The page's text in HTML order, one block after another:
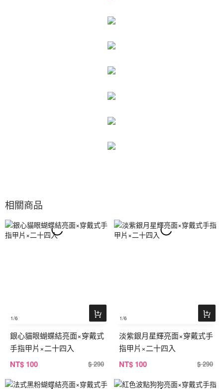
相關商品
1/6
銀心貓眼蝴蝶結亮面×穿戴式
手指甲片×二十四入
NT$ 100 $ 290
1/6
淡紫銀月星輝亮面×穿戴式手
指甲片×二十四入
NT$ 100 $ 290